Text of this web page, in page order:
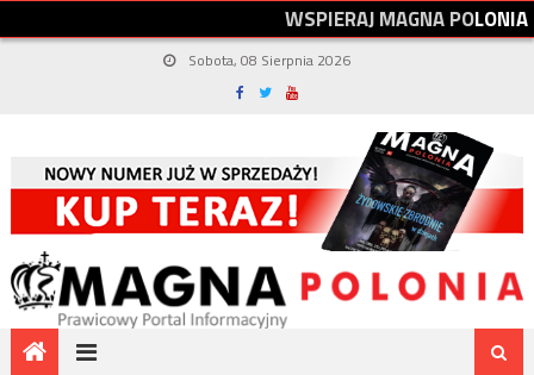
WSPIERAJMAGNAPOLONIA
Sobota, 08 Sierpnia 2026